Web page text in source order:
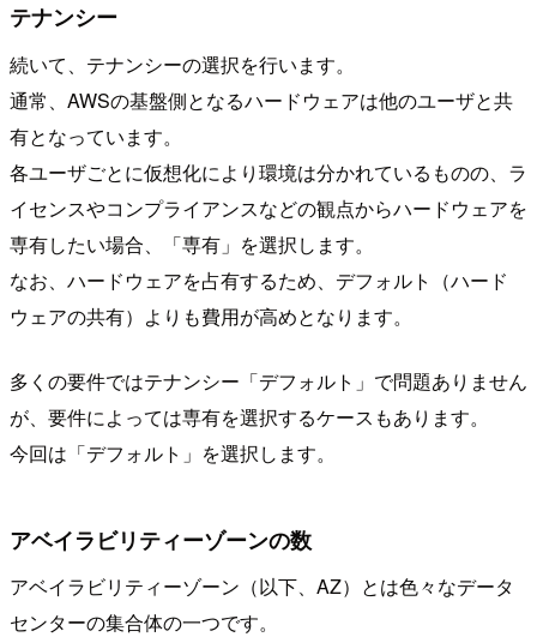
テナンシー
続いて、テナンシーの選択を行います。
通常、AWSの基盤側となるハードウェアは他のユーザと共
有となっています。
各ユーザごとに仮想化により環境は分かれているものの、ラ
イセンスやコンプライアンスなどの観点からハードウェアを
専有したい場合、「専有」を選択します。
なお、ハードウェアを占有するため、デフォルト（ハード
ウェアの共有）よりも費用が高めとなります。
多くの要件ではテナンシー「デフォルト」で問題ありません
が、要件によっては専有を選択するケースもあります。
今回は「デフォルト」を選択します。
アベイラビリティーゾーンの数
アベイラビリティーゾーン（以下、AZ）とは色々なデータ
センターの集合体の一つです。